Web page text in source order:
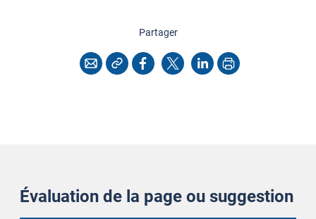
Partagercette page
CourrielCopier l'adresse
Facebook
X LinkedInImprimer
Évaluation de la page ou suggestion